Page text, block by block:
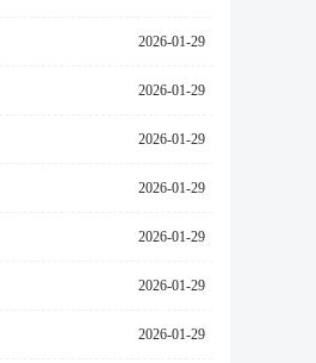
2026-01-29
2026-01-29
2026-01-29
2026-01-29
2026-01-29
2026-01-29
2026-01-29